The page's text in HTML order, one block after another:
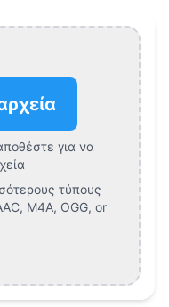
για να
τύπους
M4A, OGG, or